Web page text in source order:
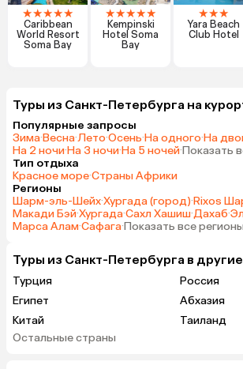
★★★★★
Caribbean
World Resort
Soma Bay
★★★★★
Kempinski
Hotel Soma
Bay
★★★
Yara Beach
Club Hotel
Туры из Санкт-Петербурга на
Популярные запросы
Зима·Весна·Лето·Осень·На одного·На
На 2 ночи·На 3 ночи·На 5 ночей·Показать
Тип отдыха
Красное море·Страны Африки
Регионы
Шарм-эль-Шейх·Хургада (город)·Rixos
Макади Бэй·Хургада·Сахл Хашиш·Дахаб·
Марса Алам·Сафага·Показать все регионы
Туры из Санкт-Петербурга в
Турция
Россия
Египет
Абхазия
Китай
Таиланд
Вьетнам
Остальные страны